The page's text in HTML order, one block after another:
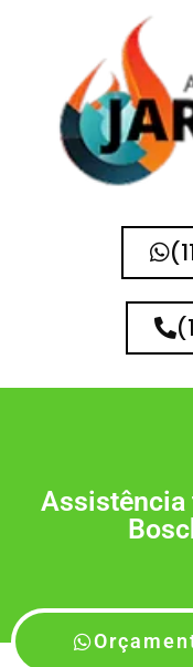
Assistência